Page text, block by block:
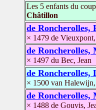
Les 5 enfants du
Châtillon
de Roncherolles,
× 1479 de
de Roncherolles,
× 1497 du Bec, Jean
de Roncherolles,
× 1500 van
de Roncherolles,
× 1488 de Gouvis,